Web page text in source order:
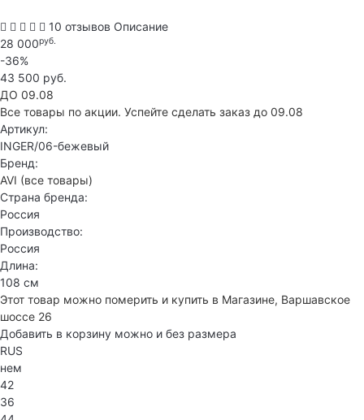
10 отзывов Описание
28 000руб.
-36%
43 500 руб.
ДО 09.08
Все товары по акции. Успейте сделать заказ до 09.08
Артикул:
INGER/06-бежевый
Бренд:
AVI (все товары)
Страна бренда:
Россия
Производство:
Россия
Длина:
108 см
Этот товар можно померить и купить в Магазине, Варшавское
шоссе 26
Добавить в корзину можно и без размера
RUS
нем
42
36